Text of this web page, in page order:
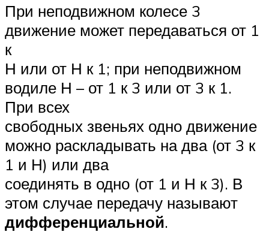
При неподвижном колесе 3
движение может передаваться от 1
к
Н или от Н к 1; при неподвижном
водиле Н – от 1 к 3 или от 3 к 1.
При всех
свободных звеньях одно движение
можно раскладывать на два (от 3 к
1 и Н) или два
соединять в одно (от 1 и Н к 3). В
этом случае передачу называют
дифференциальной.